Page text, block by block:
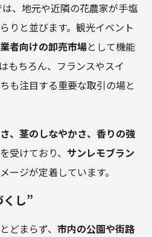
は、地元や近隣の花農家が手塩
りと並びます。観光イベント
者向けの卸売市場として機能
もちろん、フランスやスイ
も注目する重要な取引の場と
、茎のしなやかさ、香りの強
受けており、 サンレモブラン
ージが定着しています。
し”
どまらず、 市内の公園や街路